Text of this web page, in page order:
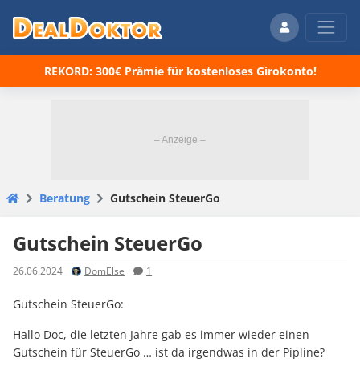
REKORD: 300€ Prämie für kostenloses Girokonto!
Beratung Gutschein SteuerGo
Gutschein SteuerGo
26.06.2024 DomElse 1
Gutschein SteuerGo:
Hallo Doc, die letzten Jahre gab es immer wieder einen
Gutschein für SteuerGo … ist da irgendwas in der Pipline?